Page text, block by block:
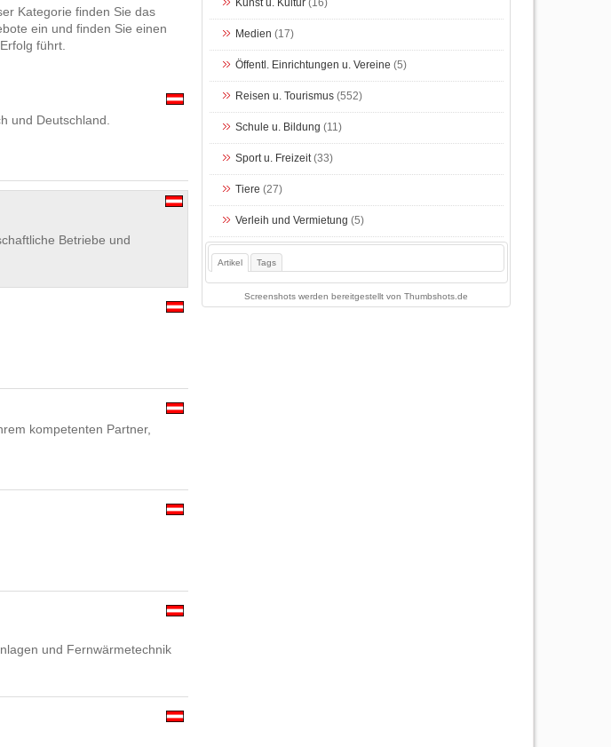
Kategorie finden Sie das
ein und finden Sie einen
führt.
und Deutschland.
Betriebe und
kompetenten Partner,
und Fernwärmetechnik
Kunst u. Kultur(16)
Medien (17)
Öffentl. Einrichtungen u. Vereine (5)
Reisen u. Tourismus(552)
Schule u. Bildung (11)
Sport u. Freizeit(33)
Tiere (27)
Verleih und Vermietung (5)
Artikel Tags
Screenshots werden bereitgestellt vonThumbshots.de